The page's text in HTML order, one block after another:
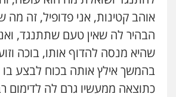
0549199449
בר ציון – אוזן משרד
פלילי עבירות תנועה
חמורה
0505258475
אוהב קטינות, אני פדופיל, זה מה
הבהיר לה שאין טעם שתתנגד,
שהיא מנסה להדוף אותו, בוכה
בהמשך אילץ אותה בכוח לבצע בו
כתוצאה ממעשיו גרם לה לדימום